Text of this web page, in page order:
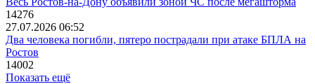
14276
27.07.2026 06:52
Два человека погибли, пятеро пострадали при атаке БПЛА на
Ростов
14002
Показать ещё